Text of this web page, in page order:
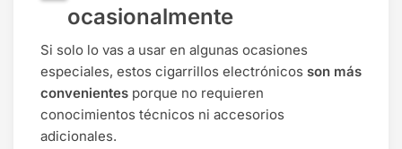
ocasionalmente
Si solo lo vas a usar en algunas ocasiones
especiales, estos cigarrillos electrónicos son más
convenientes porque no requieren
conocimientos técnicos ni accesorios
adicionales.